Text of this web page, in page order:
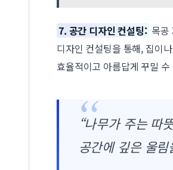
7. 공간 디자인 컨설팅: 목공
디자인 컨설팅을 통해, 집이
효율적이고 아름답게 꾸밀
“나무가 주는 따
공간에 깊은 울